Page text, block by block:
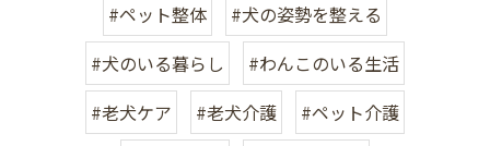
#ペット整体
#犬の姿勢を整える
#犬のいる暮らし
#わんこのいる生活
#老犬ケア
#老犬介護
#ペット介護